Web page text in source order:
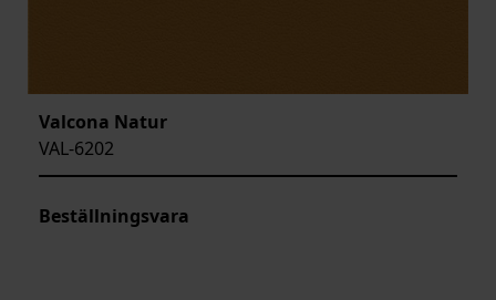
Valcona Natur
VAL-6202
Beställningsvara